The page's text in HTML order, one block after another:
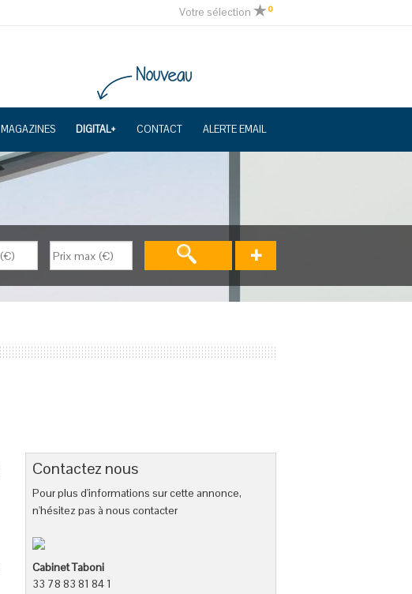
Votre sélection 0
MAGAZINES DIGITAL+ CONTACT ALERTE EMAIL
+
Contactez nous
Pour plus d'informations sur cette annonce,
n'hésitez pas à nous contacter
Cabinet Taboni
33 78 83 81 84 1